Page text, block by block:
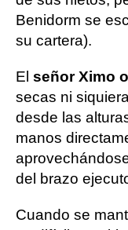
Benidorm se
su cartera).
El señor Ximo
secas ni
desde las
manos
del brazo
Cuando se